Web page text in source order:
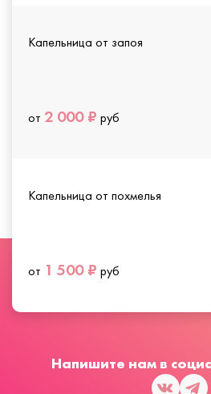
Капельница от запоя
от 2 000 ₽ руб
Капельница от похмелья
от 1 500 ₽ руб
Напишите нам в